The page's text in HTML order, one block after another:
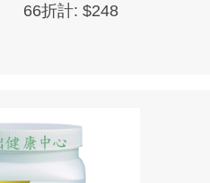
66折計: $248